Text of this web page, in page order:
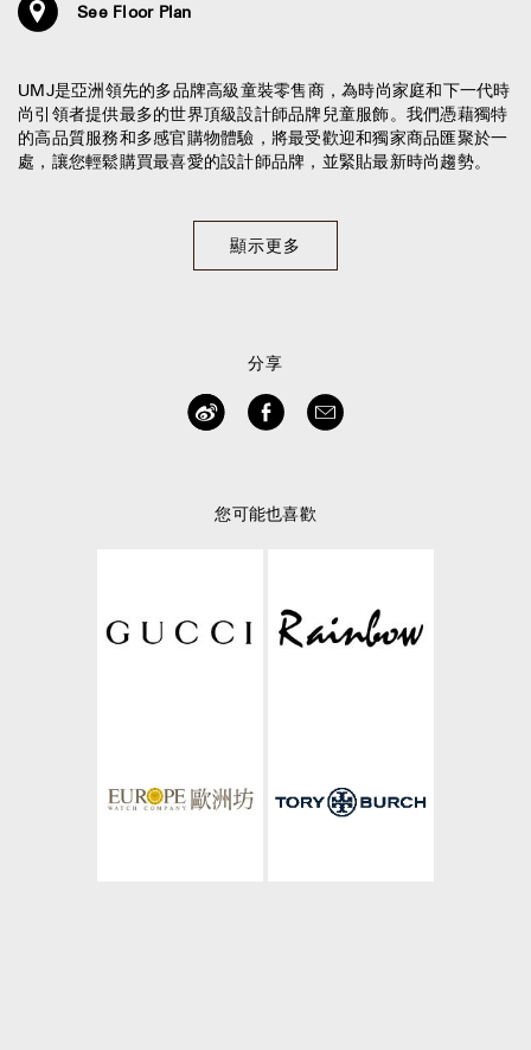
See Floor Plan
UMJ是亞洲領先的多品牌高級童裝零售商，為時尚家庭和下一代時
尚引領者提供最多的世界頂級設計師品牌兒童服飾。我們憑藉獨特
的高品質服務和多感官購物體驗，將最受歡迎和獨家商品匯聚於一
處，讓您輕鬆購買最喜愛的設計師品牌，並緊貼最新時尚趨勢。
顯示更多
分享
您可能也喜歡